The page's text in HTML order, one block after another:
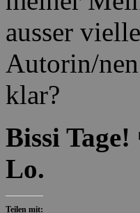
ausser
Autorin/
klar?
Bissi Tage!
Lo.
Teilen mit: